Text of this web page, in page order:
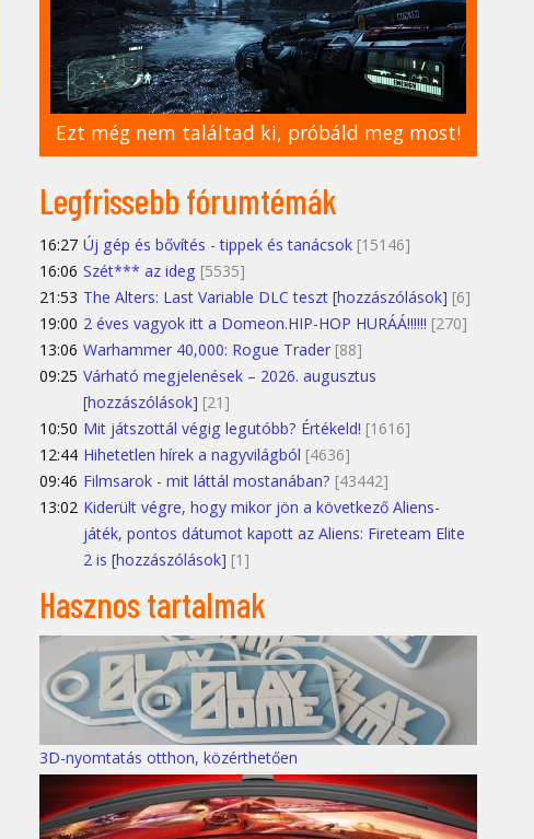
Ezt még nem találtad ki, próbáld meg most!
Legfrissebb fórumtémák
16:27 Új gép és bővítés - tippek és tanácsok [15146]
16:06 Szét*** az ideg [5535]
21:53 The Alters: Last Variable DLC teszt [hozzászólások] [6]
19:00 2 éves vagyok itt a Domeon.HIP-HOP HURÁÁ!!!!!! [270]
13:06 Warhammer 40,000: Rogue Trader [88]
09:25 Várható megjelenések – 2026. augusztus
[hozzászólások] [21]
10:50 Mit játszottál végig legutóbb? Értékeld! [1616]
12:44 Hihetetlen hírek a nagyvilágból [4636]
09:46 Filmsarok - mit láttál mostanában? [43442]
13:02 Kiderült végre, hogy mikor jön a következő Aliens-
játék, pontos dátumot kapott az Aliens: Fireteam Elite
2 is [hozzászólások] [1]
Hasznos tartalmak
3D-nyomtatás otthon, közérthetően